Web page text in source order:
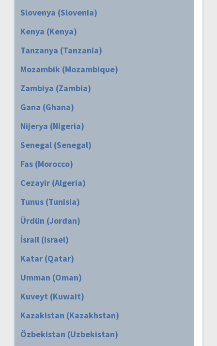
Slovenya (Slovenia)
Kenya (Kenya)
Tanzanya (Tanzania)
Mozambik (Mozambique)
Zambiya (Zambia)
Gana (Ghana)
Nijerya (Nigeria)
Senegal (Senegal)
Fas (Morocco)
Cezayir (Algeria)
Tunus (Tunisia)
Ürdün (Jordan)
İsrail (Israel)
Katar (Qatar)
Umman (Oman)
Kuveyt (Kuwait)
Kazakistan (Kazakhstan)
Özbekistan (Uzbekistan)